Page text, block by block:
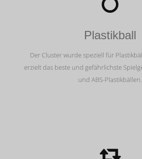
Plastikball
Der Cluster wurde speziell für
erzielt das beste und gefährlichste
und ABS-Plastikbällen.